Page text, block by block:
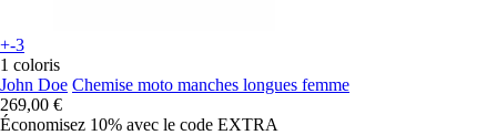
+-3
1 coloris
John Doe Chemise moto manches longues femme
269,00 €
Économisez 10% avec le code EXTRA